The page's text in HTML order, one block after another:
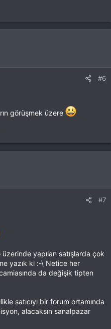
#6
görüşmek üzere
#7
yapılan satışlarda çok
yazık ki :-\ Netice her
da değişik tipten
satıcıyı bir forum ortamında
alacaksın sanalpazar